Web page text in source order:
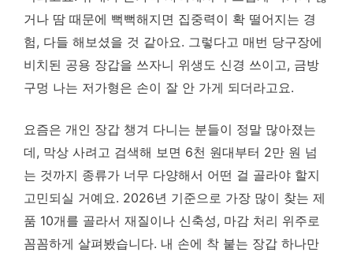
거나 땀 때문에 뻑뻑해지면 집중력이 확 떨어지는 경
험, 다들 해보셨을 것 같아요. 그렇다고 매번 당구장에
비치된 공용 장갑을 쓰자니 위생도 신경 쓰이고, 금방
구멍 나는 저가형은 손이 잘 안 가게 되더라고요.
요즘은 개인 장갑 챙겨 다니는 분들이 정말 많아졌는
데, 막상 사려고 검색해 보면 6천 원대부터 2만 원 넘
는 것까지 종류가 너무 다양해서 어떤 걸 골라야 할지
고민되실 거예요. 2026년 기준으로 가장 많이 찾는 제
품 10개를 골라서 재질이나 신축성, 마감 처리 위주로
꼼꼼하게 살펴봤습니다. 내 손에 착 붙는 장갑 하나만